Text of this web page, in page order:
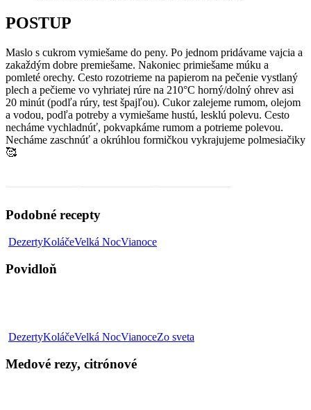
POSTUP
Maslo s cukrom vymiešame do peny. Po jednom pridávame vajcia a
zakaždým dobre premiešame. Nakoniec primiešame múku a
pomleté orechy. Cesto rozotrieme na papierom na pečenie vystlaný
plech a pečieme vo vyhriatej rúre na 210°C horný/dolný ohrev asi
20 minút (podľa rúry, test špajľou). Cukor zalejeme rumom, olejom
a vodou, podľa potreby a vymiešame hustú, lesklú polevu. Cesto
necháme vychladnúť, pokvapkáme rumom a potrieme polevou.
Necháme zaschnúť a okrúhlou formičkou vykrajujeme polmesiačiky
🥰
Podobné recepty
DezertyKoláčeVelká NocVianocePovidloň
Povidloň
DezertyKoláčeVelká NocVianoceZo sveta
Medové rezy, citrónové